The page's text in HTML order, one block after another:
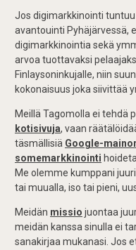
Jos digimarkkinointi
avantouinti Pyhäjärvessä,
digimarkkinointia sekä
arvoa tuottavaksi
Finlaysoninkujalle, niin
kokonaisuus joka siivittää
Meillä Tagomolla ei tehdä
kotisivuja, vaan
täsmällisiä Google-
somemarkkinointi
Me olemme kumppani
tai muualla, iso tai pieni,
Meidän missio juontaa
meidän kanssa sinulla ei
sanakirjaa mukanasi. Jos